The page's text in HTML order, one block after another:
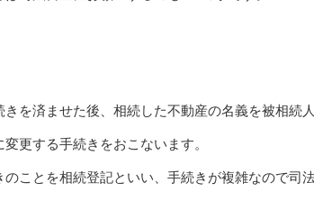
きを済ませた後、相続した不動産の名義を被相続
変更する手続きをおこないます。
のことを相続登記といい、手続きが複雑なので司